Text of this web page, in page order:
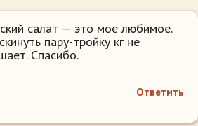
салат — это мое любимое.
пару-тройку кг не
Спасибо.
Ответить